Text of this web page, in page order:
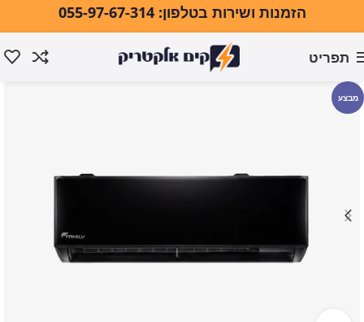
הזמנות ושירות בטלפון: 055-97-67-314
תפריט
עמוד הבית מזגנים ומוצרי אקלים מזגנים מזגן עילי
מבצע